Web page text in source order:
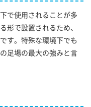
で使用されることが多
形で設置されるため、
す。特殊な環境下でも
足場の最大の強みと言